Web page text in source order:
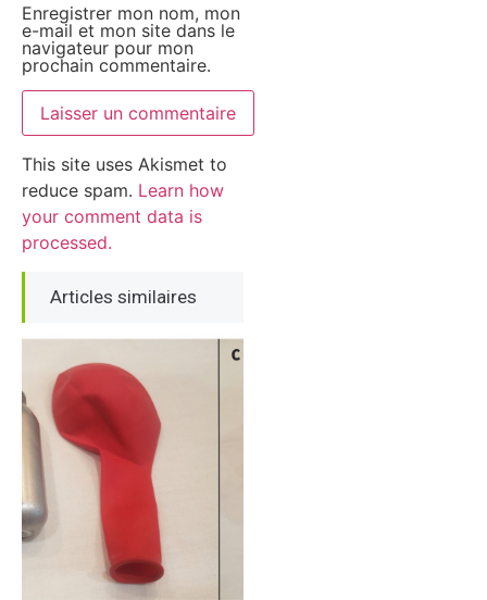
Enregistrer mon nom, mon
e-mail et mon site dans le
navigateur pour mon
prochain commentaire.
This site uses Akismet to
reduce spam. Learn how
your comment data is
processed.
Articles similaires